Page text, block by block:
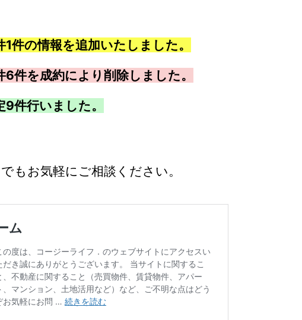
1件の情報を追加いたしました。
6件を成約により削除しました。
9件行いました。
もお気軽にご相談ください。